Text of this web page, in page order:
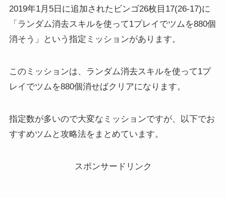
2019年1月5日に追加されたビンゴ26枚目17(26-17)に
「ランダム消去スキルを使って1プレイでツムを880個
消そう」という指定ミッションがあります。
このミッションは、ランダム消去スキルを使って1プ
レイでツムを880個消せばクリアになります。
指定数が多いので大変なミッションですが、以下でお
すすめツムと攻略法をまとめています。
スポンサードリンク